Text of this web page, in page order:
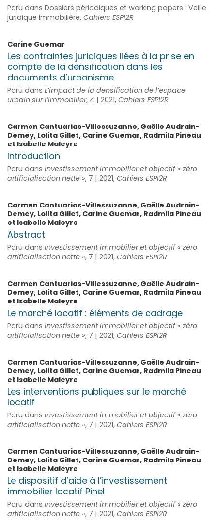
Paru dans Dossiers périodiques et working papers : Veille
juridique immobilière, Cahiers ESPI2R
Carine Guemar
Les contraintes juridiques liées à la prise en
compte de la densification dans les
documents d’urbanisme
Paru dans L’impact de la densification de l’espace
urbain sur l’immobilier, 4 | 2021, Cahiers ESPI2R
Carmen Cantuarias-Villessuzanne, Gaëlle Audrain-
Demey, Lolita Gillet, Carine Guemar, Radmila Pineau
et Isabelle Maleyre
Introduction
Paru dans Investissement immobilier et objectif « zéro
artificialisation nette », 7 | 2021, Cahiers ESPI2R
Carmen Cantuarias-Villessuzanne, Gaëlle Audrain-
Demey, Lolita Gillet, Carine Guemar, Radmila Pineau
et Isabelle Maleyre
Abstract
Paru dans Investissement immobilier et objectif « zéro
artificialisation nette », 7 | 2021, Cahiers ESPI2R
Carmen Cantuarias-Villessuzanne, Gaëlle Audrain-
Demey, Lolita Gillet, Carine Guemar, Radmila Pineau
et Isabelle Maleyre
Le marché locatif : éléments de cadrage
Paru dans Investissement immobilier et objectif « zéro
artificialisation nette », 7 | 2021, Cahiers ESPI2R
Carmen Cantuarias-Villessuzanne, Gaëlle Audrain-
Demey, Lolita Gillet, Carine Guemar, Radmila Pineau
et Isabelle Maleyre
Les interventions publiques sur le marché
locatif
Paru dans Investissement immobilier et objectif « zéro
artificialisation nette », 7 | 2021, Cahiers ESPI2R
Carmen Cantuarias-Villessuzanne, Gaëlle Audrain-
Demey, Lolita Gillet, Carine Guemar, Radmila Pineau
et Isabelle Maleyre
Le dispositif d’aide à l’investissement
immobilier locatif Pinel
Paru dans Investissement immobilier et objectif « zéro
artificialisation nette », 7 | 2021, Cahiers ESPI2R